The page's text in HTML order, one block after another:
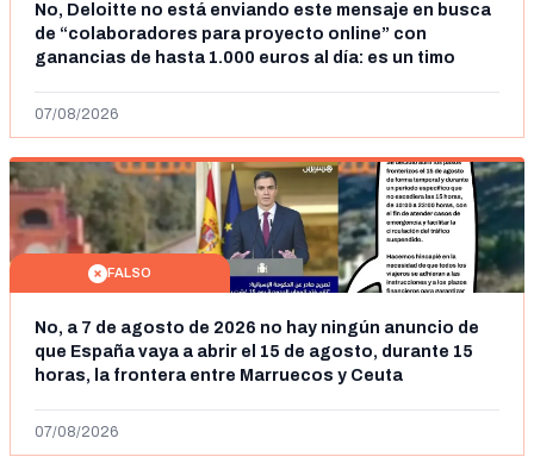
No, Deloitte no está enviando este mensaje en busca
de “colaboradores para proyecto online” con
ganancias de hasta 1.000 euros al día: es un timo
07/08/2026
FALSO
No, a 7 de agosto de 2026 no hay ningún anuncio de
que España vaya a abrir el 15 de agosto, durante 15
horas, la frontera entre Marruecos y Ceuta
07/08/2026